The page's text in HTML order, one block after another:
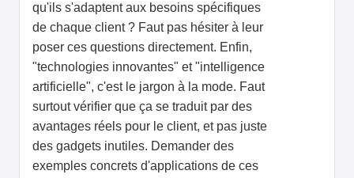
qu'ils s'adaptent aux besoins spécifiques
de chaque client ? Faut pas hésiter à leur
poser ces questions directement. Enfin,
"technologies innovantes" et "intelligence
artificielle", c'est le jargon à la mode. Faut
surtout vérifier que ça se traduit par des
avantages réels pour le client, et pas juste
des gadgets inutiles. Demander des
exemples concrets d'applications de ces